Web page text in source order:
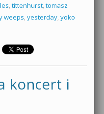
, tittenhurst, tomasz
weeps, yesterday, yoko
koncert i